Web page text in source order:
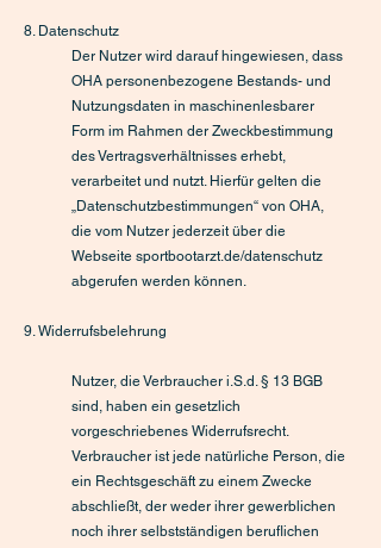
8. Datenschutz
Der Nutzer wird darauf hingewiesen, dass
OHA personenbezogene Bestands- und
Nutzungsdaten in maschinenlesbarer
Form im Rahmen der Zweckbestimmung
des Vertragsverhältnisses erhebt,
verarbeitet und nutzt. Hierfür gelten die
„Datenschutzbestimmungen“ von OHA,
die vom Nutzer jederzeit über die
Webseite sportbootarzt.de/datenschutz
abgerufen werden können.
9. Widerrufsbelehrung
Nutzer, die Verbraucher i.S.d. § 13 BGB
sind, haben ein gesetzlich
vorgeschriebenes Widerrufsrecht.
Verbraucher ist jede natürliche Person, die
ein Rechtsgeschäft zu einem Zwecke
abschließt, der weder ihrer gewerblichen
noch ihrer selbstständigen beruflichen